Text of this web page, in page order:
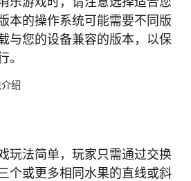
本的操作系统可能需要不同版
与您的设备兼容的版本，以保
。
玩法简单，玩家只需通过交换
个或更多相同水果的直线或斜